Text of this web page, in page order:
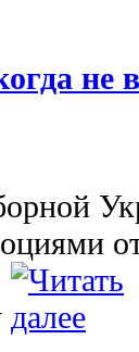
не